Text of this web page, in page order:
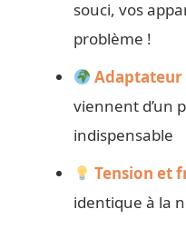
souci, vos
problème !
Adaptateur
viennent d’un
indispensable
Tension et
identique à la